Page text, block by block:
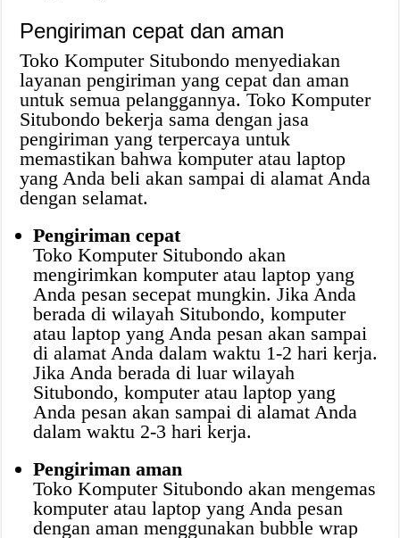
Pengiriman cepat dan aman
Toko Komputer Situbondo menyediakan
layanan pengiriman yang cepat dan aman
untuk semua pelanggannya. Toko Komputer
Situbondo bekerja sama dengan jasa
pengiriman yang terpercaya untuk
memastikan bahwa komputer atau laptop
yang Anda beli akan sampai di alamat Anda
dengan selamat.
Pengiriman cepat
Toko Komputer Situbondo akan
mengirimkan komputer atau laptop yang
Anda pesan secepat mungkin. Jika Anda
berada di wilayah Situbondo, komputer
atau laptop yang Anda pesan akan sampai
di alamat Anda dalam waktu 1-2 hari kerja.
Jika Anda berada di luar wilayah
Situbondo, komputer atau laptop yang
Anda pesan akan sampai di alamat Anda
dalam waktu 2-3 hari kerja.
Pengiriman aman
Toko Komputer Situbondo akan mengemas
komputer atau laptop yang Anda pesan
dengan aman menggunakan bubble wrap